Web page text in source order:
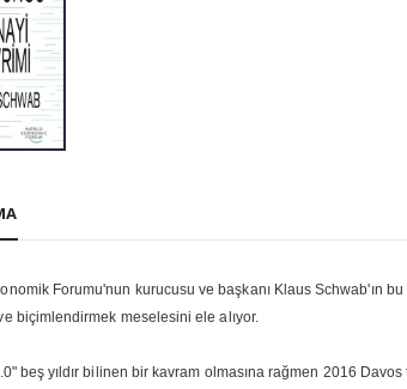
Forumu'nun kurucusu ve başkanı Klaus Schwab'ın
biçimlendirmek meselesini ele alıyor.
beş yıldır bilinen bir kavram olmasına rağmen 2016